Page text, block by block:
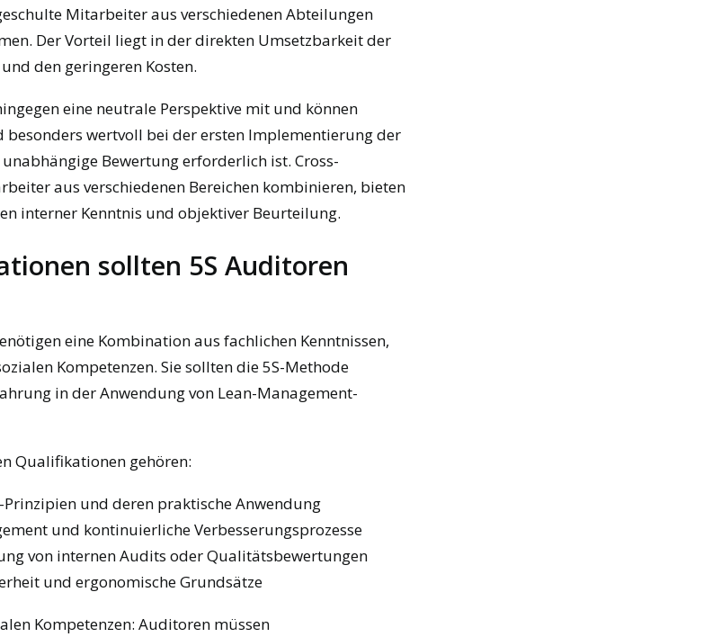
Mitarbeiter aus verschiedenen Abteilungen
Der Vorteil liegt in der direkten Umsetzbarkeit der
den geringeren Kosten.
eine neutrale Perspektive mit und können
besonders wertvoll bei der ersten Implementierung der
Bewertung erforderlich ist. Cross-
aus verschiedenen Bereichen kombinieren, bieten
interner Kenntnis und objektiver Beurteilung.
sollten 5S Auditoren
eine Kombination aus fachlichen Kenntnissen,
Kompetenzen. Sie sollten die 5S-Methode
in der Anwendung von Lean-Management-
Qualifikationen gehören:
Prinzipien und deren praktische Anwendung
und kontinuierliche Verbesserungsprozesse
von internen Audits oder Qualitätsbewertungen
und ergonomische Grundsätze
Kompetenzen: Auditoren müssen